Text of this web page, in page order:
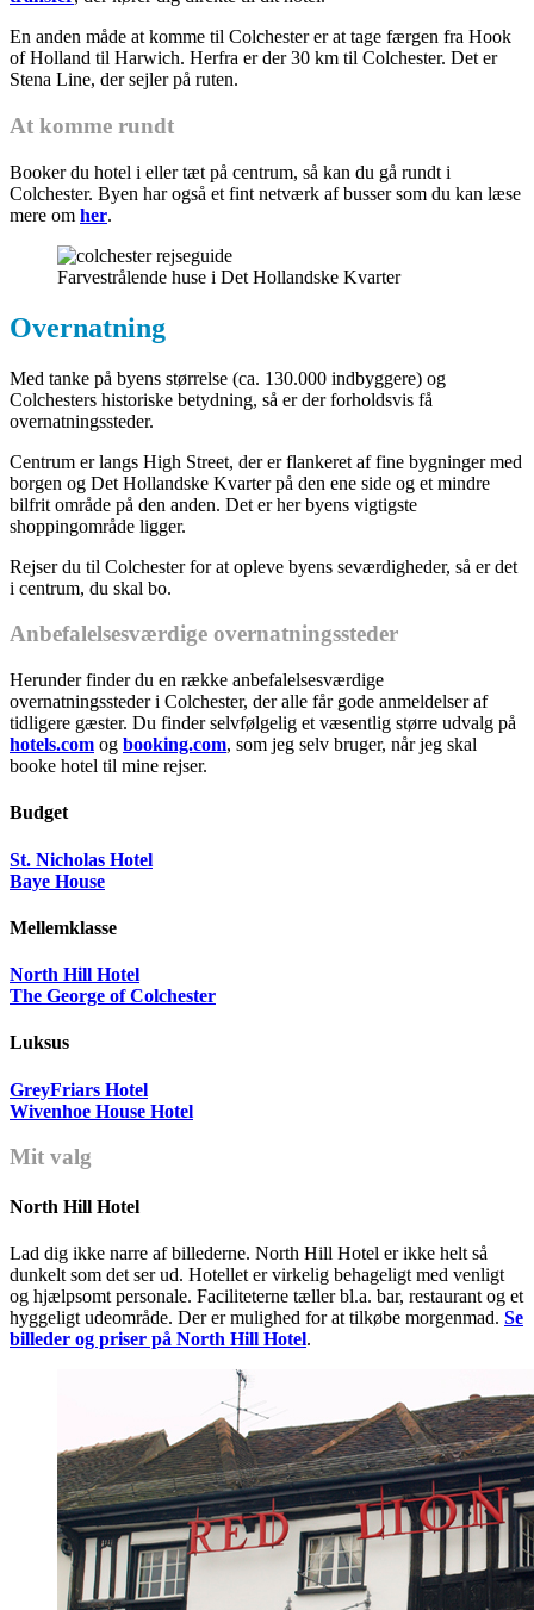
En anden måde at komme til Colchester er at tage færgen fra Hook
of Holland til Harwich. Herfra er der 30 km til Colchester. Det er
Stena Line, der sejler på ruten.
At komme rundt
Booker du hotel i eller tæt på centrum, så kan du gå rundt i
Colchester. Byen har også et fint netværk af busser som du kan læse
mere om her.
Farvestrålende huse i Det Hollandske Kvarter
Overnatning
Med tanke på byens størrelse (ca. 130.000 indbyggere) og
Colchesters historiske betydning, så er der forholdsvis få
overnatningssteder.
Centrum er langs High Street, der er flankeret af fine bygninger med
borgen og Det Hollandske Kvarter på den ene side og et mindre
bilfrit område på den anden. Det er her byens vigtigste
shoppingområde ligger.
Rejser du til Colchester for at opleve byens seværdigheder, så er det
i centrum, du skal bo.
Anbefalelsesværdige overnatningssteder
Herunder finder du en række anbefalelsesværdige
overnatningssteder i Colchester, der alle får gode anmeldelser af
tidligere gæster. Du finder selvfølgelig et væsentlig større udvalg på
hotels.com og booking.com, som jeg selv bruger, når jeg skal
booke hotel til mine rejser.
Budget
St. Nicholas Hotel
Baye House
Mellemklasse
North Hill Hotel
The George of Colchester
Luksus
GreyFriars Hotel
Wivenhoe House Hotel
Mit valg
North Hill Hotel
Lad dig ikke narre af billederne. North Hill Hotel er ikke helt så
dunkelt som det ser ud. Hotellet er virkelig behageligt med venligt
og hjælpsomt personale. Faciliteterne tæller bl.a. bar, restaurant og et
hyggeligt udeområde. Der er mulighed for at tilkøbe morgenmad. Se
billeder og priser på North Hill Hotel.